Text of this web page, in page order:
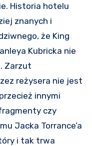
Historia hotelu
znanych i
że King
Kubricka nie
Zarzut
reżysera nie jest
innymi
czy
Jacka Torrance’a
i tak trwa